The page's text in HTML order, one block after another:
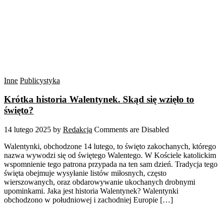
Inne Publicystyka
Krótka historia Walentynek. Skąd się wzięło to
święto?
14 lutego 2025 by Redakcja Comments are Disabled
Walentynki, obchodzone 14 lutego, to święto zakochanych, którego
nazwa wywodzi się od świętego Walentego. W Kościele katolickim
wspomnienie tego patrona przypada na ten sam dzień. Tradycja tego
święta obejmuje wysyłanie listów miłosnych, często
wierszowanych, oraz obdarowywanie ukochanych drobnymi
upominkami. Jaka jest historia Walentynek? Walentynki
obchodzono w południowej i zachodniej Europie […]